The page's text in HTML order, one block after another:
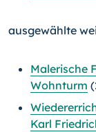
ausgewählte
Malerische
Wohnturm
Karl